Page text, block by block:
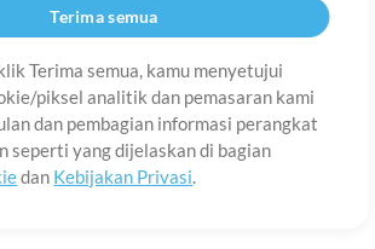
Terima semua
Terima semua, kamu menyetujui
piksel analitik dan pemasaran kami
dan pembagian informasi perangkat
seperti yang dijelaskan di bagian
dan Kebijakan Privasi.